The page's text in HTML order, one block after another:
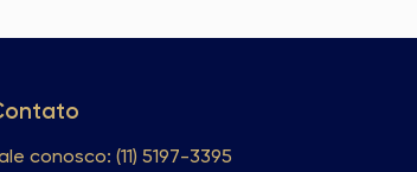
conosco: (11) 5197-3395